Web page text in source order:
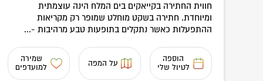
חווית החתירה בקייאקים בים המלח הינה עוצמתית
ומיוחדת. חתירה בשקט מוחלט שמופר רק מקריאות
ההתפעלות כאשר נתקלים בתופעות טבע מרהיבות -...
הוספה
לטיול שלי
על המפה
שמירה
למועדפים